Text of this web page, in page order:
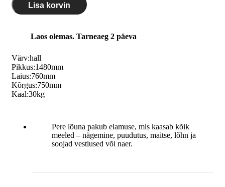
Lisa korvin
Laos olemas. Tarneaeg 2 päeva
Värv:hall
Pikkus:1480mm
Laius:760mm
Kõrgus:750mm
Kaal:30kg
Pere lõuna pakub elamuse, mis kaasab kõik
meeled – nägemine, puudutus, maitse, lõhn ja
soojad vestlused või naer.